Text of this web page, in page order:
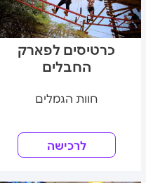
כרטיסים לפארק
החבלים
חוות הגמלים
לרכישה